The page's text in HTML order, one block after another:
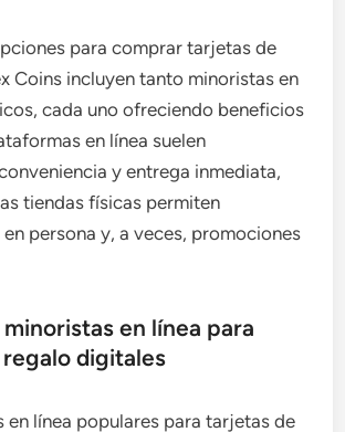
para comprar tarjetas de
Coins incluyen tanto minoristas en
cada uno ofreciendo beneficios
en línea suelen
y entrega inmediata,
tiendas físicas permiten
persona y, a veces, promociones
en línea para
digitales
en línea populares para tarjetas de